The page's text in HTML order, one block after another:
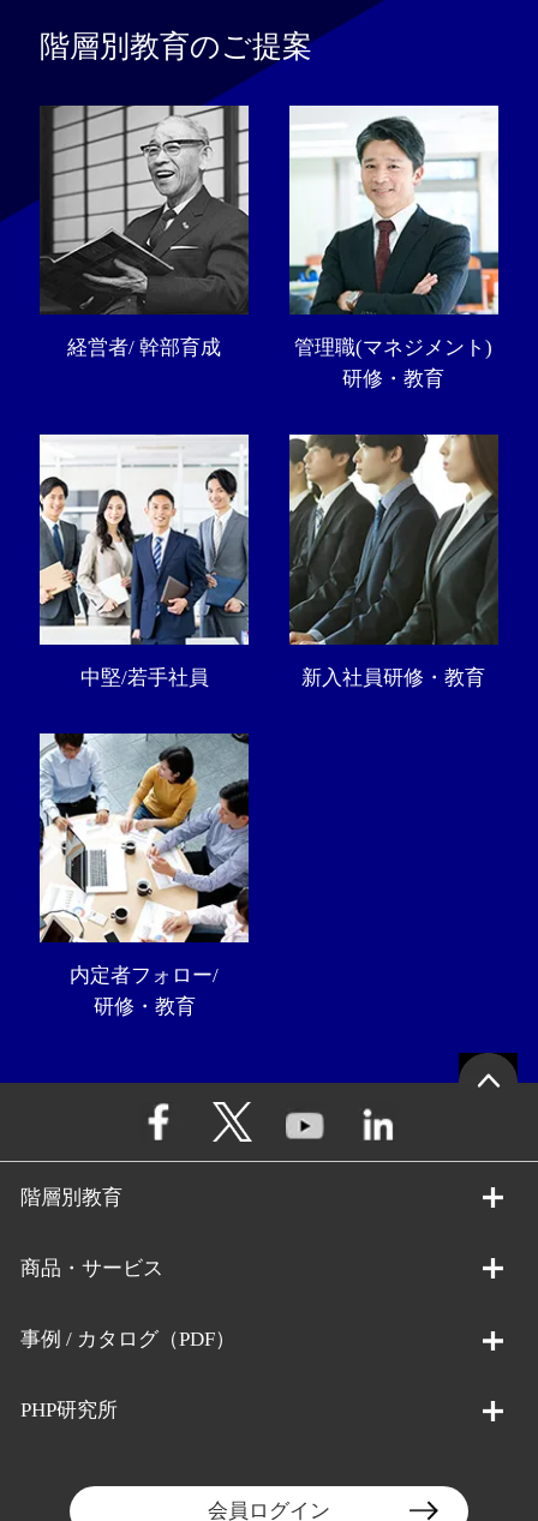
階層別教育のご提案
経営者/ 幹部育成
管理職(マネジメント)
研修・教育
中堅/若手社員 新入社員研修・教育
内定者フォロー/
研修・教育
階層別教育
商品・サービス
事例 / カタログ（PDF）
PHP研究所
会員ログイン